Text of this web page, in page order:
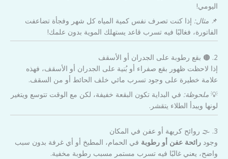
اليومي!
📌 مثال: إذا كنت تصرف نفس كمية المياه كل شهر وفجأة تضاعفت
الفاتورة، فغالبًا فيه تسرب قاعد يستهلك الموية بدون علمك!
2. 🟤 بقع رطوبة على الجدران أو الأسقف
إذا لاحظت ظهور بقع صفراء أو بُنية على الجدران أو الأسقف، فهذه
علامة خطيرة على وجود تسرب مائي خلف الحائط أو من السقف.
💡 ملحوظة: في البداية تكون البقعة خفيفة، لكن مع الوقت تتوسع ويتغير
لونها ويبدأ الطلاء يتقشر.
3. 🌫️ روائح كريهة أو عفن في المكان
وجود رائحة عفن أو رطوبة في الحمام، المطبخ أو أي غرفة بدون سبب
واضح، يعني غالبًا فيه تسرب مستمر مسبب رطوبة مخفية.